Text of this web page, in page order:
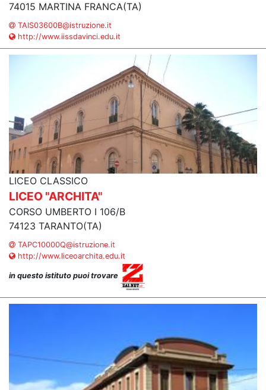
74015 MARTINA FRANCA(TA)
TAIS03600B@istruzione.it
http://www.iissdavinci.edu.it
LICEO CLASSICO
LICEO "ARCHITA"
CORSO UMBERTO I 106/B
74123 TARANTO(TA)
TAPC10000Q@istruzione.it
http://www.liceoarchita.edu.it
in questo istituto puoi trovare